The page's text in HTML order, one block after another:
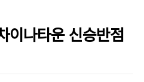
이나타운 신승반점